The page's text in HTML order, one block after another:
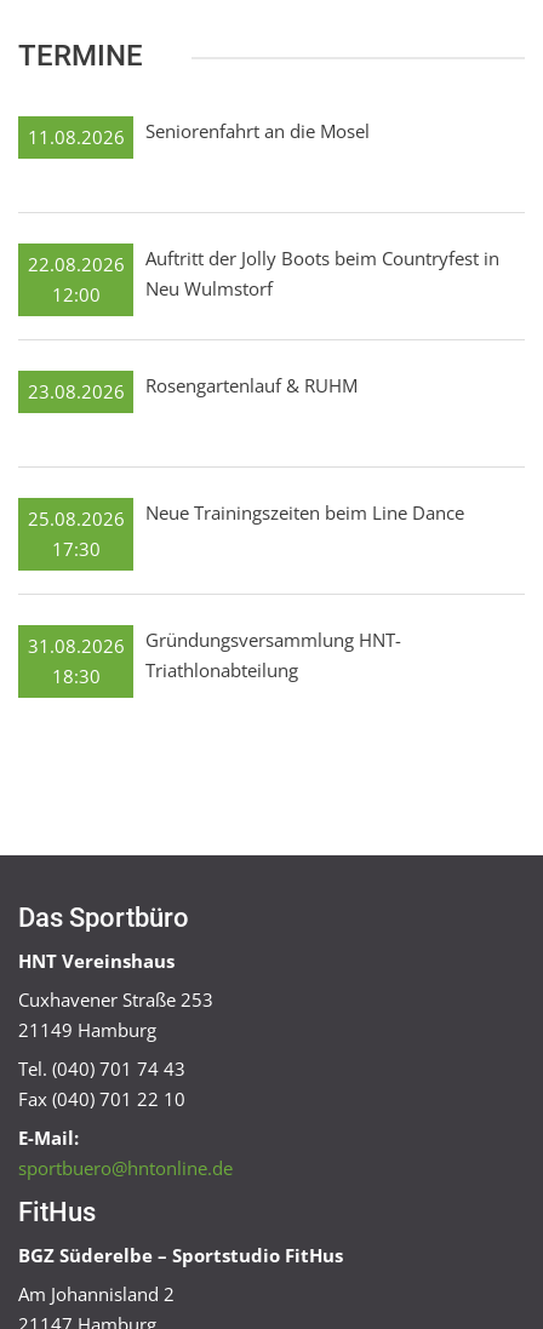
TERMINE
11.08.2026 Seniorenfahrt an die Mosel
22.08.2026
12:00
Auftritt der Jolly Boots beim Countryfest in
Neu Wulmstorf
23.08.2026 Rosengartenlauf & RUHM
25.08.2026
17:30
Neue Trainingszeiten beim Line Dance
31.08.2026
18:30
Gründungsversammlung HNT-
Triathlonabteilung
Das Sportbüro
HNT Vereinshaus
Cuxhavener Straße 253
21149 Hamburg
Tel. (040) 701 74 43
Fax (040) 701 22 10
E-Mail:
sportbuero@hntonline.de
FitHus
BGZ Süderelbe – Sportstudio FitHus
Am Johannisland 2
21147 Hamburg